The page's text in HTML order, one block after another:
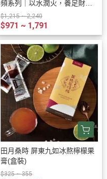
頻系列｜以水潤火，養足財富
底氣
$1,215 ~ 2,240
$971 ~ 1,791
田月桑時 屏東九如冰熬檸檬果
膏(盒裝)
$325 ~ 355